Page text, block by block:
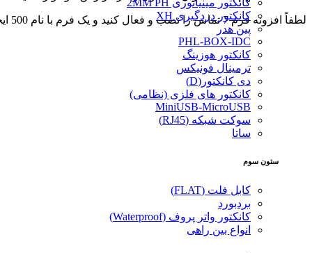
کانکتور دزدگیری XH
پین هدر
PHL-BOX-IDC
کانکتور هوزینگ
ترمینال فونیکس
دی کانکتور(D)
کانکتور های فلزی (نظامی)
MiniUSB-MicroUSB
سوکت شبکه (RJ45)
ساتا
ستون سوم
کابل فلت (FLAT)
بردبورد
کانکتور واتر پروف (Waterproof)
انواع بین راهی
لطفاً افزونه فرم 7 تماس را نصب و فعال کنید و یک فرم با نام 500 ایجاد کنید.